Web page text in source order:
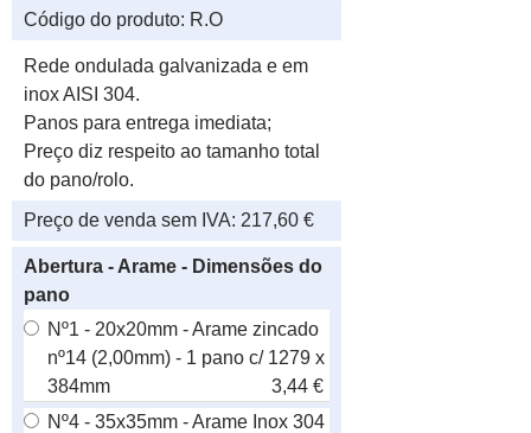
Código do produto: R.O
Rede ondulada galvanizada e em
inox AISI 304.
Panos para entrega imediata;
Preço diz respeito ao tamanho total
do pano/rolo.
Preço de venda sem IVA: 217,60 €
Abertura - Arame - Dimensões do
pano
Nº1 - 20x20mm - Arame zincado
nº14 (2,00mm) - 1 pano c/ 1279 x
384mm
3,44 €
Nº4 - 35x35mm - Arame Inox 304